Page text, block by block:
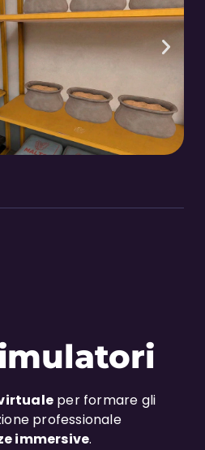
per formare gli
professionale
immersive.